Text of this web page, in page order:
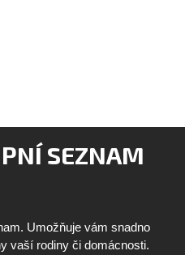
SEZNAM
Umožňuje vám snadno
vaší rodiny či domácnosti.